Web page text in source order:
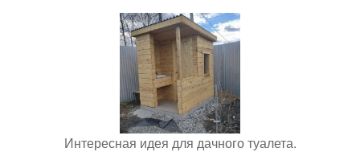
Интересная идея для дачного туалета.